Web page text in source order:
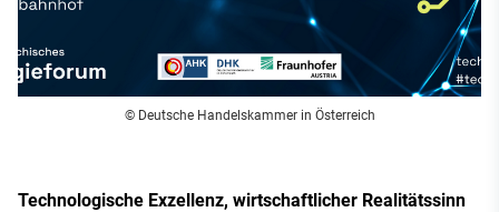
© Deutsche Handelskammer in Österreich
Technologische Exzellenz, wirtschaftlicher Realitätssinn